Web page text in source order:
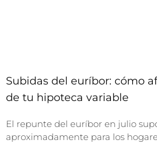
Subidas del euríbor: cómo
de tu hipoteca variable
El repunte del euríbor en julio
aproximadamente para los